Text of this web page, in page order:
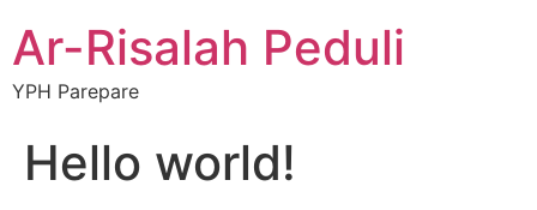
Ar-Risalah Peduli
YPH Parepare
Hello world!